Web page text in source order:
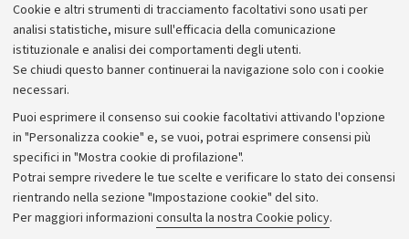
Cookie e altri strumenti di tracciamento facoltativi sono usati per
analisi statistiche, misure sull'efficacia della comunicazione
istituzionale e analisi dei comportamenti degli utenti.
Se chiudi questo banner continuerai la navigazione solo con i cookie
necessari.
Puoi esprimere il consenso sui cookie facoltativi attivando l'opzione
in "Personalizza cookie" e, se vuoi, potrai esprimere consensi più
specifici in "Mostra cookie di profilazione".
Potrai sempre rivedere le tue scelte e verificare lo stato dei consensi
rientrando nella sezione "Impostazione cookie" del sito.
Per maggiori informazioni consulta la nostra Cookie policy.
Archivio
Comunicati stampa
Redazione
Rassegna stampa